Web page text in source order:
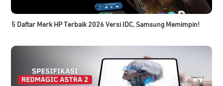
5 Daftar Merk HP Terbaik 2026 Versi IDC, Samsung Memimpin!